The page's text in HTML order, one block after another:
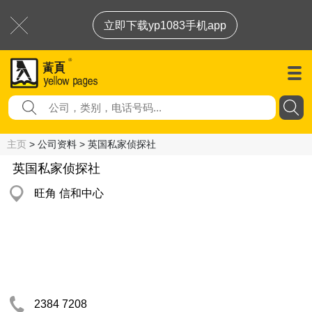
立即下载yp1083手机app
主页 > 公司资料 > 英国私家侦探社
英国私家侦探社
旺角 信和中心
2384 7208